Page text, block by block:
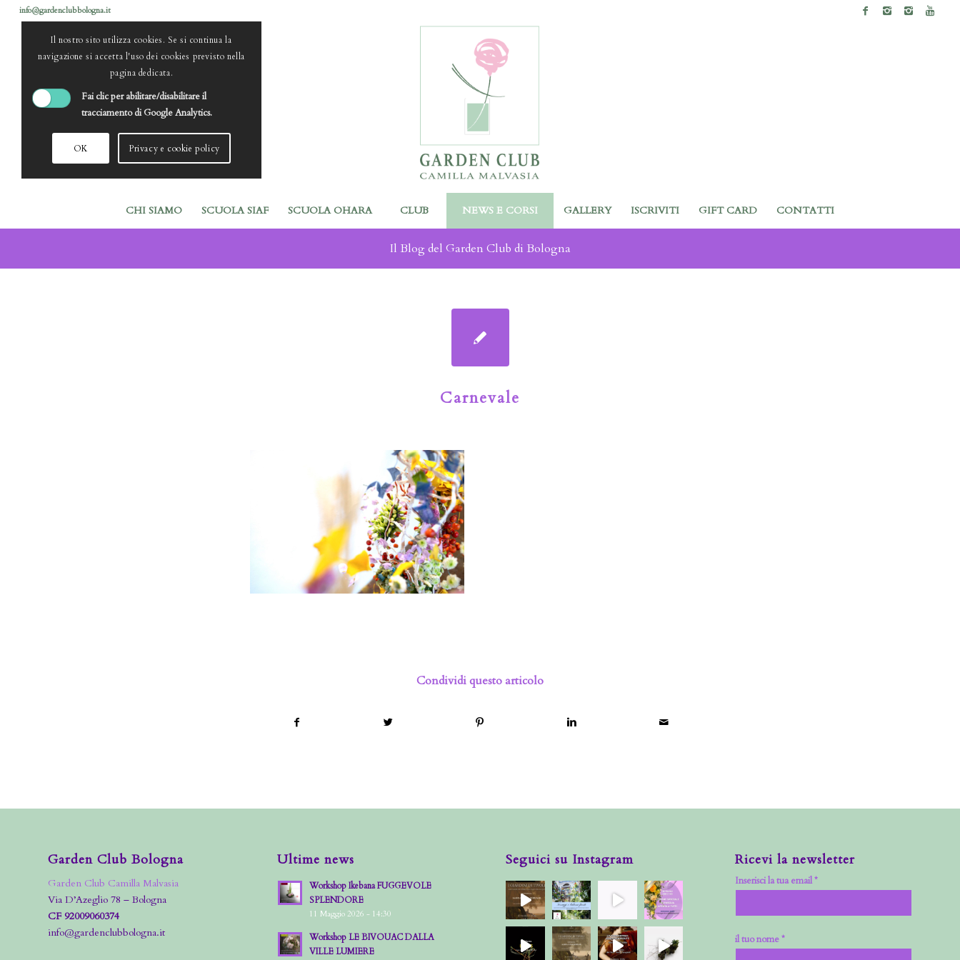
info@gardenclubbologna.it
CHI SIAMO SCUOLA SIAF SCUOLA OHARA CLUB NEWS E CORSI GALLERY ISCRIVITI GIFT CARD CONTATTI
Il Blog del Garden Club di Bologna
Carnevale
Condividi questo articolo
Garden Club Bologna
Garden Club Camilla Malvasia
Via D’Azeglio 78 – Bologna
CF 92009060374
info@gardenclubbologna.it
Ultime news
Workshop Ikebana FUGGEVOLE
SPLENDORE
11 Maggio 2026 - 14:30
Workshop LE BIVOUAC DALLA
VILLE LUMIERE
Seguici su Instagram Ricevi la newsletter
Inserisci la tua email *
il tuo nome *
Il nostro sito utilizza cookies. Se si continua la
navigazione si accetta l'uso dei cookies previsto nella
pagina dedicata.
Fai clic per abilitare/disabilitare il
tracciamento di Google Analytics.
OK Privacy e cookie policy